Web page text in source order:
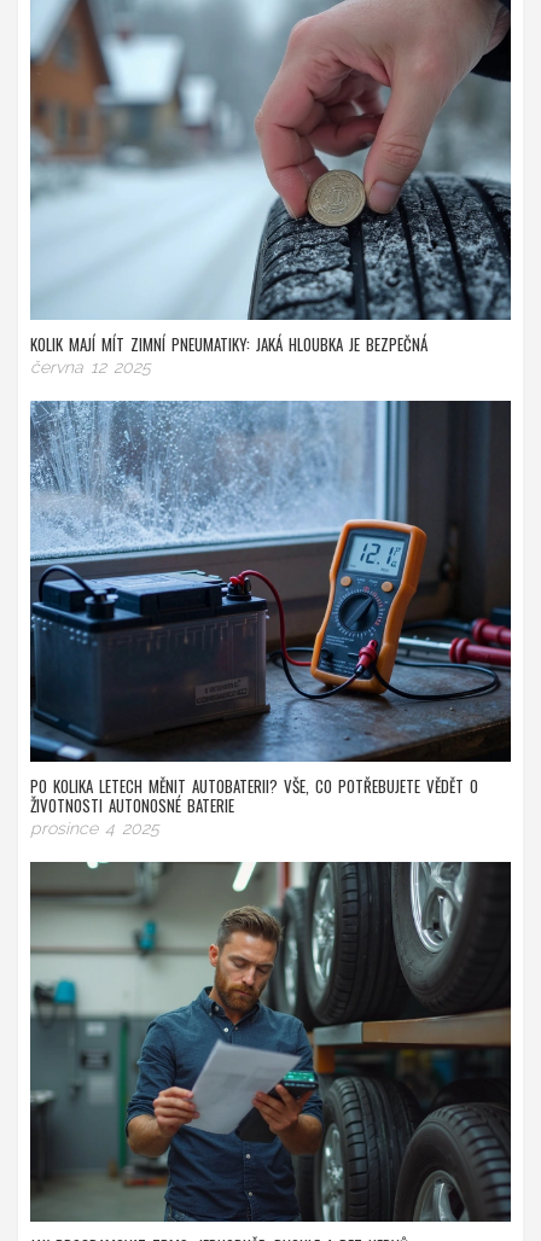
KOLIK MAJÍ MÍT ZIMNÍ PNEUMATIKY: JAKÁ HLOUBKA JE BEZPEČNÁ
června 12 2025
PO KOLIKA LETECH MĚNIT AUTOBATERII? VŠE, CO POTŘEBUJETE VĚDĚT O
ŽIVOTNOSTI AUTONOSNÉ BATERIE
prosince 4 2025